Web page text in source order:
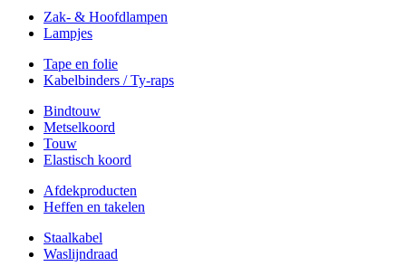
Zak- & Hoofdlampen
Lampjes
Tape en folie
Kabelbinders / Ty-raps
Bindtouw
Metselkoord
Touw
Elastisch koord
Afdekproducten
Heffen en takelen
Staalkabel
Waslijndraad